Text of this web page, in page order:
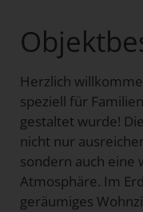
Herzlich
speziell für
gestaltet wurde!
nicht nur
sondern auch eine
Atmosphäre. Im
geräumiges